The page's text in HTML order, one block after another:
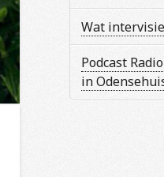
Wat
Podcast
in